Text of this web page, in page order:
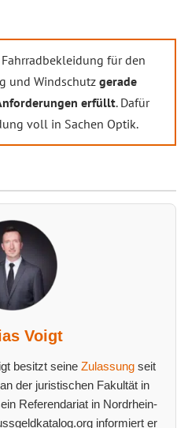
für den
und Windschutz gerade
erfüllt. Dafür
voll in Sachen Optik.
Voigt
besitzt seine Zulassung seit
der juristischen Fakultät in
Referendariat in Nordrhein-
informiert er